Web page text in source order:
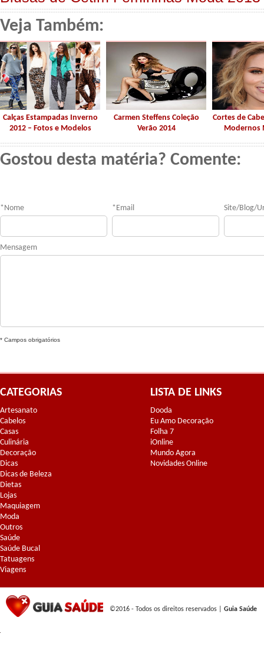
Veja Também:
Calças Estampadas Inverno
2012 – Fotos e Modelos
Carmen Steffens Coleção
Verão 2014
Cortes de
Modernos
Gostou desta matéria? Comente:
* Nome * Email Site/Blog/
Mensagem
* Campos obrigatórios
CATEGORIAS
Artesanato
Cabelos
Casas
Culinária
Decoração
Dicas
Dicas de Beleza
Dietas
Lojas
Maquiagem
Moda
Outros
Saúde
Saúde Bucal
Tatuagens
Viagens
LISTA DE LINKS
Dooda
Eu Amo Decoração
Folha 7
iOnline
Mundo Agora
Novidades Online
©2016 - Todos os direitos reservados | Guia Saúde